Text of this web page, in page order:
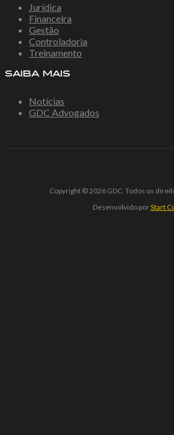
Jurídica
Financeira
Gestão
Controladoria
Treinamento
SAIBA MAIS
Notícias
GDC Advogados
Copyright © 2026 GDC. Todos os
Desenvolvido porStart